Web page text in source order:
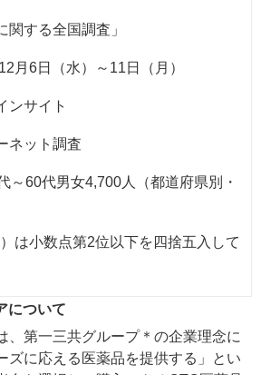
する全国調査」
月6日（水）～11日（月）
ンサイト
ネット調査
～60代男女4,700人（都道府県別・
は小数点第2位以下を四捨五入して
について
、第一三共グループ＊の企業理念に
ズに応える医薬品を提供する」とい